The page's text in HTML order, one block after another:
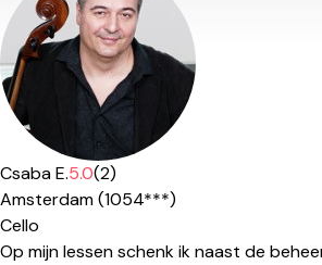
Csaba E.5.0(2)
Amsterdam (1054***)
Cello
Op mijn lessen schenk ik naast de